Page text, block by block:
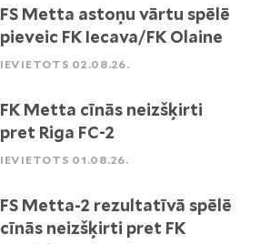
FS Metta astoņu vārtu spēlē
pieveic FK Iecava/FK Olaine
IEVIETOTS 02.08.26.
FK Metta cīnās neizšķirti
pret Riga FC-2
IEVIETOTS 01.08.26.
FS Metta-2 rezultatīvā spēlē
cīnās neizšķirti pret FK